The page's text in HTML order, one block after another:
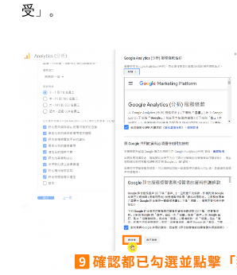
受」。